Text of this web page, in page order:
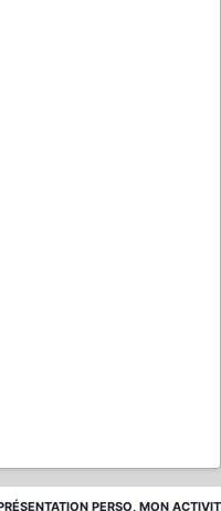
PERSO, MON